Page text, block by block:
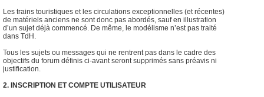
Les trains touristiques et les circulations exceptionnelles (et récentes)
de matériels anciens ne sont donc pas abordés, sauf en illustration
d’un sujet déjà commencé. De même, le modélisme n’est pas traité
dans TdH.
Tous les sujets ou messages qui ne rentrent pas dans le cadre des
objectifs du forum définis ci-avant seront supprimés sans préavis ni
justification.
2. INSCRIPTION ET COMPTE UTILISATEUR